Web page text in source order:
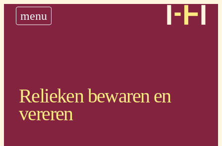
nieuws
historie
menu
Relieken bewaren en
vereren